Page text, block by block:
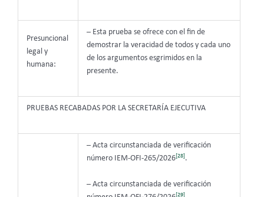
Presuncional
legal y
humana:
– Esta prueba se ofrece con el fin de
demostrar la veracidad de todos y cada uno
de los argumentos esgrimidos en la
presente.
PRUEBAS RECABADAS POR LA SECRETARÍA EJECUTIVA
– Acta circunstanciada de verificación
número IEM-OFI-265/2026[28].
– Acta circunstanciada de verificación
[29]